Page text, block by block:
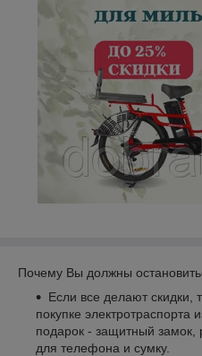
Почему Вы должны
Если все делают
покупке электротраспорта
подарок - защитный замок,
для телефона и сумку.